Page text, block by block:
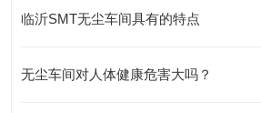
临沂SMT无尘车间具有的特点
无尘车间对人体健康危害大吗？